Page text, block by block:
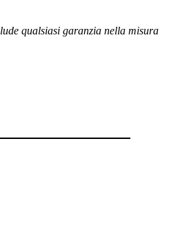
qualsiasi garanzia nella misura